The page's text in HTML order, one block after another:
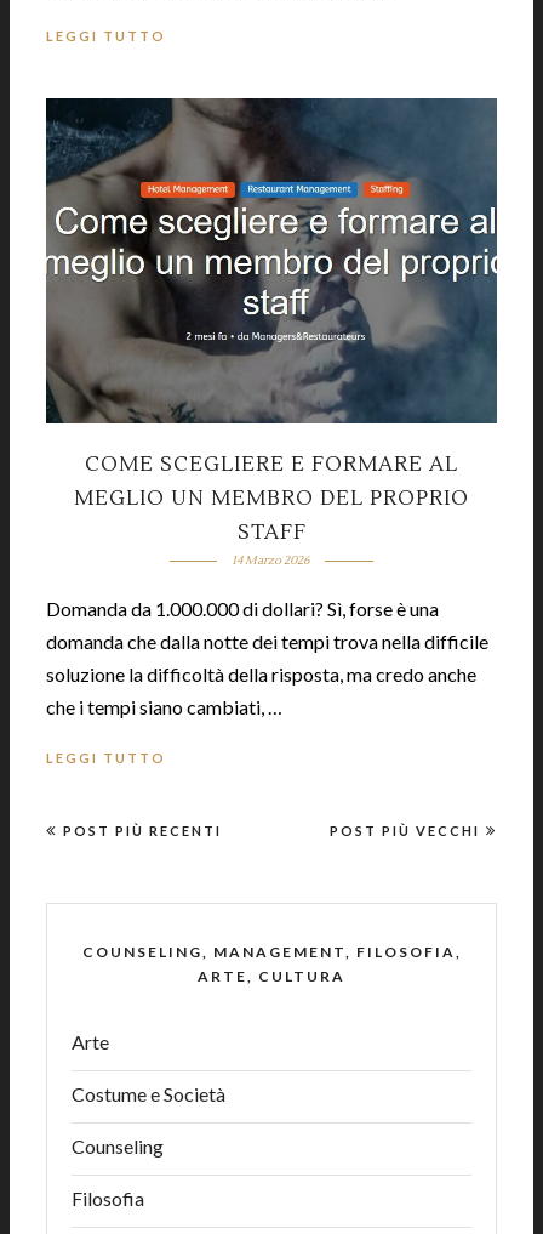
LEGGI TUTTO
COME SCEGLIERE E FORMARE AL
MEGLIO UN MEMBRO DEL PROPRIO
STAFF
14 Marzo 2026
Domanda da 1.000.000 di dollari? Sì, forse è una
domanda che dalla notte dei tempi trova nella difficile
soluzione la difficoltà della risposta, ma credo anche
che i tempi siano cambiati, …
LEGGI TUTTO
POST PIÙ RECENTI POST PIÙ VECCHI
COUNSELING, MANAGEMENT, FILOSOFIA,
ARTE, CULTURA
Arte
Costume e Società
Counseling
Filosofia